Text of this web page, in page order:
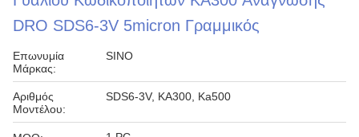
DRO SDS6-3V 5micron Γραμμικός
Επωνυμία
Μάρκας:
SINO
Αριθμός
Μοντέλου:
SDS6-3V, KA300, Ka500